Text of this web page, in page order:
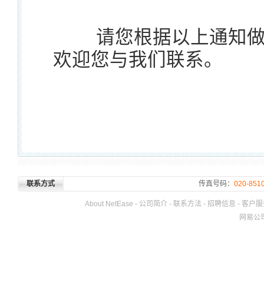
请您根据以上通知做
欢迎您与我们联系。
联系方式 传真号码： 020-
About NetEase - 公司简介 - 联系方法 - 招聘信息 - 客户
网易公